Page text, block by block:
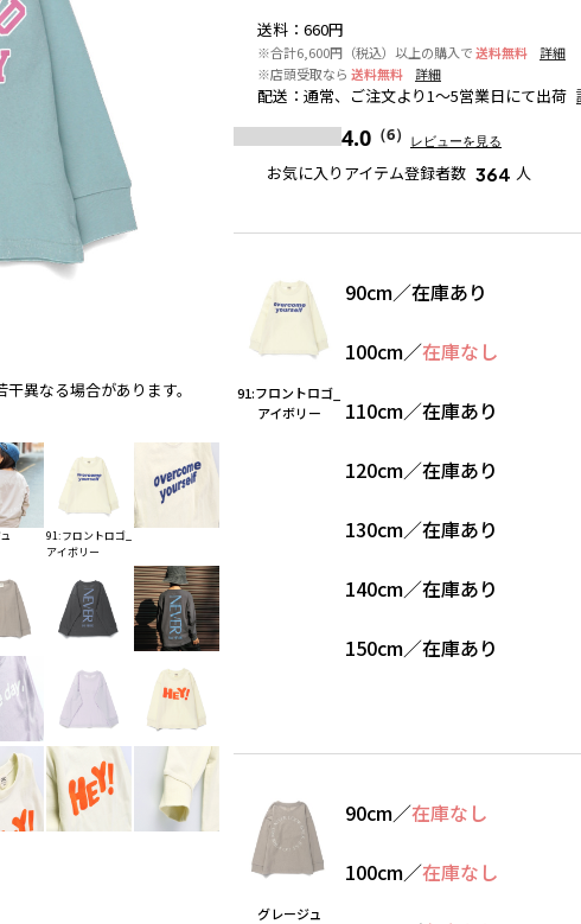
異なる場合があります。 チャコールグレー
91:フロントロゴ_
アイボリー
送料 ： 660円
※合計6,600円（税込）以上の購入で送料無料
詳細
※店頭受取なら 送料無料 詳細
配送 ： 通常、ご注文より1～5営業日にて出荷
4.0 （6） レビューを見る
お気に入りアイテム登録者数 364 人
91:フロントロゴ_
アイボリー
90cm／在庫あり
100cm／在庫なし
110cm／在庫あり
120cm／在庫あり
130cm／在庫あり
140cm／在庫あり
150cm／在庫あり
グレージュ
90cm／在庫なし
100cm／在庫なし